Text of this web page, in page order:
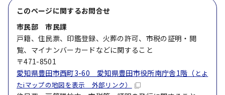
このページに関するお問合せ
市民部 市民課
戸籍、住民票、印鑑登録、火葬の許可、市税の証明・閲
覧、マイナンバーカードなどに関すること
〒471-8501
愛知県豊田市西町3-60 愛知県豊田市役所南庁舎1階（ とよ
たiマップの地図を表示 外部リンク）